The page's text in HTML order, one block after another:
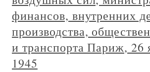
финансов, внутренних
производства,
и транспорта Париж, 26
1945